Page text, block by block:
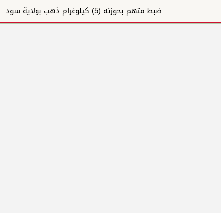
ضبط متهم بحوزته (5) كيلوغرام ذهب بولاية سودانية